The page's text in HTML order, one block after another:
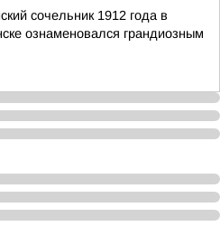
сочельник 1912 года в
ознаменовался грандиозным